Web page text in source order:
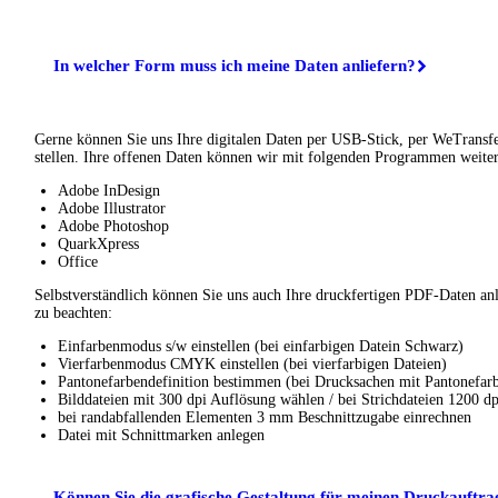
In welcher Form muss ich meine Daten anliefern?
Gerne können Sie uns Ihre digitalen Daten per USB-Stick, per
stellen. Ihre offenen Daten können wir mit folgenden Programmen
Adobe InDesign
Adobe Illustrator
Adobe Photoshop
QuarkXpress
Office
Selbstverständlich können Sie uns auch Ihre druckfertigen PDF-Daten
zu beachten:
Einfarbenmodus s/w einstellen (bei einfarbigen Datein Schwarz)
Vierfarbenmodus CMYK einstellen (bei vierfarbigen Dateien)
Pantonefarbendefinition bestimmen (bei Drucksachen mit
Bilddateien mit 300 dpi Auflösung wählen / bei Strichdateien 1200
bei randabfallenden Elementen 3 mm Beschnittzugabe einrechnen
Datei mit Schnittmarken anlegen